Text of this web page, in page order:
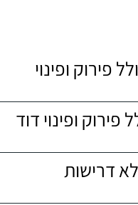
כולל פירוק ופינוי
כולל פירוק ופינוי דוד
ללא דרישות